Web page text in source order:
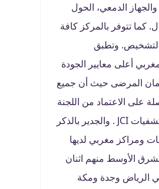
الدمعي، الحول
كما تتوفر بالمركز كافة
التشخيص. وتطبق
أعلى معايير الجودة
المرضى حيث أن جميع
على الاعتماد من اللجنة
الدولية لاعتماد المستشفيات JCI . والجدير بالذكر
ومراكز مغربي لديها
الأوسط منهم اثنان
الرياض وجدة ومكة